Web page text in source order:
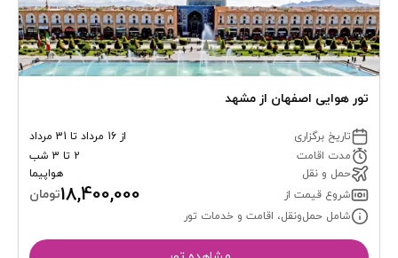
تور هوایی اصفهان از مشهد
تاریخ برگزاری
از 16 مرداد تا 31 مرداد
مدت اقامت
2 تا 3 شب
حمل و نقل
هواپیما
شروع قیمت از
18,400,000تومان
شامل حمل‌ونقل، اقامت و خدمات تور